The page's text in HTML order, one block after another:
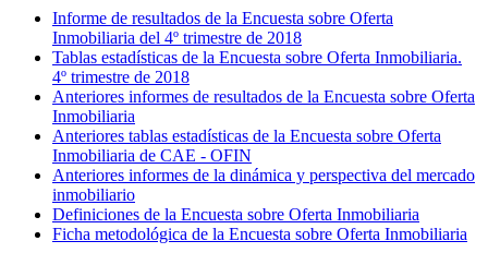
Informe de resultados de la Encuesta sobre Oferta
Inmobiliaria del 4º trimestre de 2018
Tablas estadísticas de la Encuesta sobre Oferta Inmobiliaria.
4º trimestre de 2018
Anteriores informes de resultados de la Encuesta sobre Oferta
Inmobiliaria
Anteriores tablas estadísticas de la Encuesta sobre Oferta
Inmobiliaria de CAE - OFIN
Anteriores informes de la dinámica y perspectiva del mercado
inmobiliario
Definiciones de la Encuesta sobre Oferta Inmobiliaria
Ficha metodológica de la Encuesta sobre Oferta Inmobiliaria